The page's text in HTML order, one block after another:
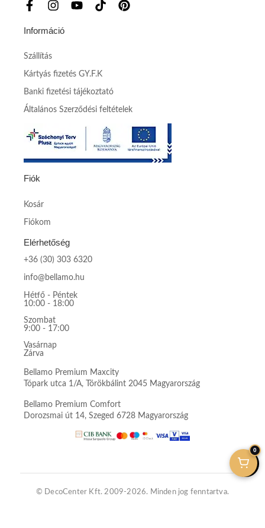
Információ
Szállítás
Kártyás fizetés GY.F.K
Banki fizetési tájékoztató
Általános Szerződési feltételek
Fiók
Kosár
Fiókom
Elérhetőség
+36 (30) 303 6320
info@bellamo.hu
Hétfő - Péntek
10:00 - 18:00
Szombat
9:00 - 17:00
Vasárnap
Zárva
Bellamo Premium Maxcity
Tópark utca 1/A, Törökbálint 2045 Magyarország
Bellamo Premium Comfort
Dorozsmai út 14, Szeged 6728 Magyarország
© DecoCenter Kft. 2009-2026. Minden jog fenntartva.
0